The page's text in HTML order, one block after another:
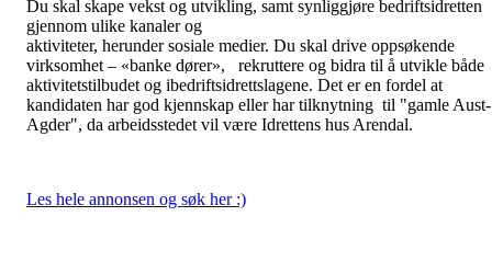
Du skal skape vekst og utvikling, samt synliggjøre bedriftsidretten
gjennom ulike kanaler og
aktiviteter, herunder sosiale medier. Du skal drive oppsøkende
virksomhet – «banke dører», rekruttere og bidra til å utvikle både
aktivitetstilbudet og ibedriftsidrettslagene. Det er en fordel at
kandidaten har god kjennskap eller har tilknytning til "gamle Aust-
Agder", da arbeidsstedet vil være Idrettens hus Arendal.
Les hele annonsen og søk her :)